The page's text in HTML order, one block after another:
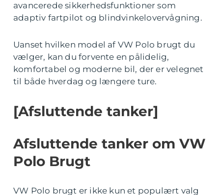
avancerede sikkerhedsfunktioner som
adaptiv fartpilot og blindvinkelovervågning.
Uanset hvilken model af VW Polo brugt du
vælger, kan du forvente en pålidelig,
komfortabel og moderne bil, der er velegnet
til både hverdag og længere ture.
[Afsluttende tanker]
Afsluttende tanker om VW
Polo Brugt
VW Polo brugt er ikke kun et populært valg